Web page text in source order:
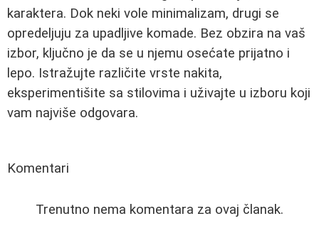
karaktera. Dok neki vole minimalizam, drugi se
opredeljuju za upadljive komade. Bez obzira na vaš
izbor, ključno je da se u njemu osećate prijatno i
lepo. Istražujte različite vrste nakita,
eksperimentišite sa stilovima i uživajte u izboru koji
vam najviše odgovara.
Komentari
Trenutno nema komentara za ovaj članak.